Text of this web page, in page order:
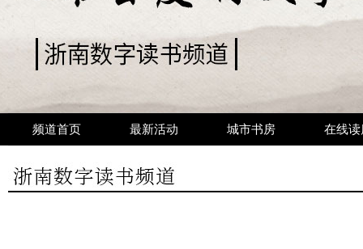
频道首页 最新活动 城市书房 在线读